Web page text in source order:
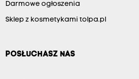
Darmowe ogłoszenia
Sklep z kosmetykami tolpa.pl
POSŁUCHASZ NAS